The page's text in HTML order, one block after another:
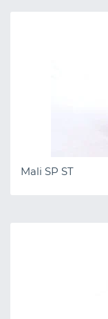
Mali SP ST